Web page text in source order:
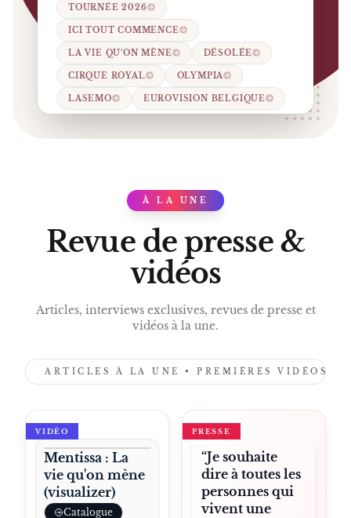
TOURNÉE 2026
ICI TOUT COMMENCE
LA VIE QU’ON MÈNE DÉSOLÉE
CIRQUE ROYAL OLYMPIA
LASEMO EUROVISION BELGIQUE
PRESS
À LA UNE
Revue de presse &
vidéos
Articles, interviews exclusives, revues de presse et
vidéos à la une.
ARTICLES À LA UNE • PREMIÈRES VIDÉOS •
VIDÉO
Mentissa : La
vie qu'on mène
(visualizer)
Catalogue
PRESSE
“Je souhaite
dire à toutes les
personnes qui
vivent une